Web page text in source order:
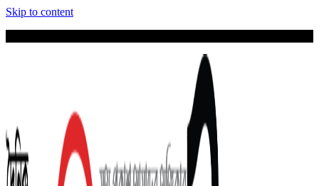
Skip to content